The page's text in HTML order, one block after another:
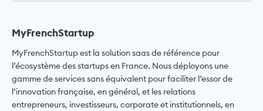
MyFrenchStartup
MyFrenchStartup est la solution saas de référence pour
l’écosystème des startups en France. Nous déployons une
gamme de services sans équivalent pour faciliter l’essor de
l’innovation française, en général, et les relations
entrepreneurs, investisseurs, corporate et institutionnels, en